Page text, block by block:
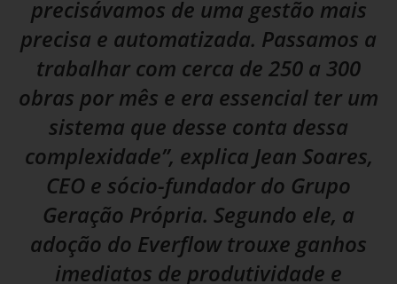
precisávamos de uma gestão mais
precisa e automatizada. Passamos a
trabalhar com cerca de 250 a 300
obras por mês e era essencial ter um
sistema que desse conta dessa
complexidade”, explica Jean Soares,
CEO e sócio-fundador do Grupo
Geração Própria. Segundo ele, a
adoção do Everflow trouxe ganhos
imediatos de produtividade e